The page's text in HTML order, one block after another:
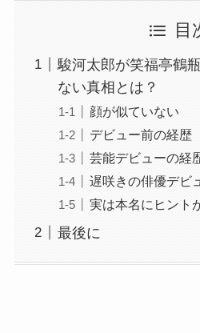
目
駿河太郎が笑福亭鶴
ない真相とは？
顔が似ていない
デビュー前の経歴
芸能デビューの経
遅咲きの俳優デビ
実は本名にヒント
最後に